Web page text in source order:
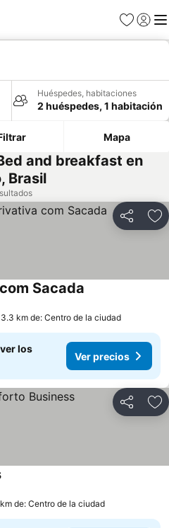
Favoritos
Iniciar
Huéspedes, habitaciones
2 huéspedes, 1 habitación
Mapa
and breakfast en
Brasil
Compartir
Sacada
km de: Centro de la ciudad
los
Ver precios
Compartir
de: Centro de la ciudad